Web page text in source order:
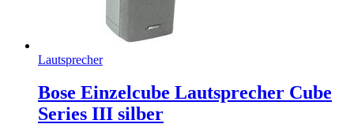
Lautsprecher
Bose Einzelcube Lautsprecher Cube
Series III silber